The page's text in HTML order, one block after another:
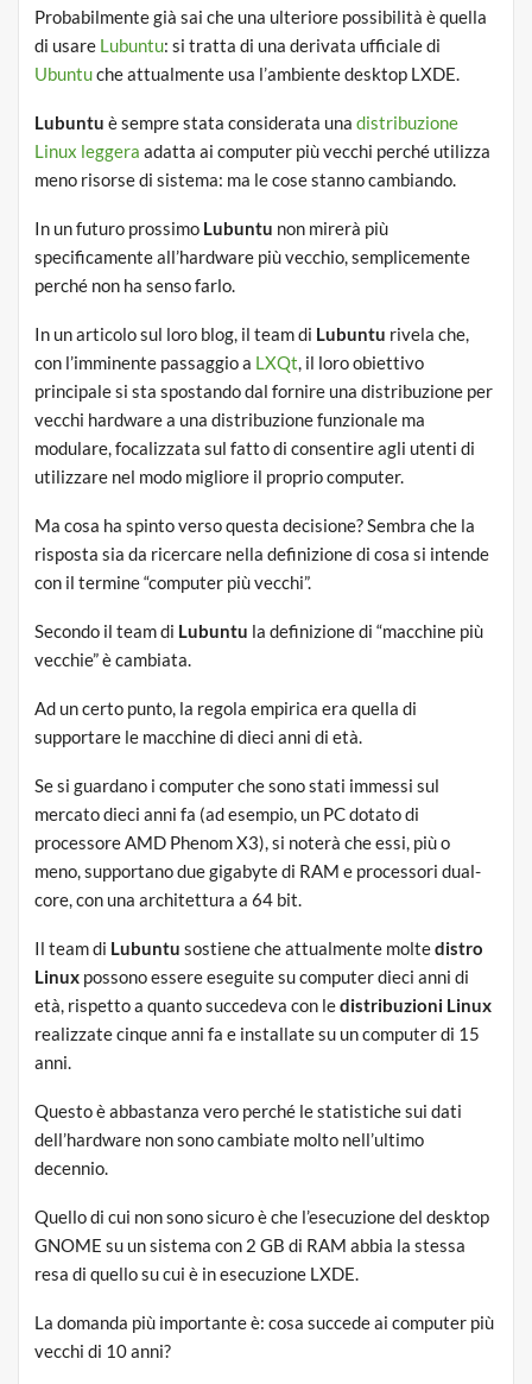
Probabilmente già sai che una ulteriore possibilità è quella
di usare Lubuntu: si tratta di una derivata ufficiale di
Ubuntuche attualmente usa l’ambiente desktop LXDE.
Lubuntu è sempre stata considerata una distribuzione
Linux leggera adatta ai computer più vecchi perché utilizza
meno risorse di sistema: ma le cose stanno cambiando.
In un futuro prossimo Lubuntu non mirerà più
specificamente all’hardware più vecchio, semplicemente
perché non ha senso farlo.
In un articolo sul loro blog, il team di Lubuntu rivela che,
con l’imminente passaggio a LXQt , il loro obiettivo
principale si sta spostando dal fornire una distribuzione per
vecchi hardware a una distribuzione funzionale ma
modulare, focalizzata sul fatto di consentire agli utenti di
utilizzare nel modo migliore il proprio computer.
Ma cosa ha spinto verso questa decisione? Sembra che la
risposta sia da ricercare nella definizione di cosa si intende
con il termine “computer più vecchi”.
Secondo il team di Lubuntu la definizione di “macchine più
vecchie” è cambiata.
Ad un certo punto, la regola empirica era quella di
supportare le macchine di dieci anni di età.
Se si guardano i computer che sono stati immessi sul
mercato dieci anni fa (ad esempio, un PC dotato di
processore AMD Phenom X3), si noterà che essi, più o
meno, supportano due gigabyte di RAM e processori dual-
core, con una architettura a 64 bit.
Il team di Lubuntu sostiene che attualmente moltedistro
Linux possono essere eseguite su computer dieci anni di
età, rispetto a quanto succedeva con ledistribuzioni Linux
realizzate cinque anni fa e installate su un computer di 15
anni.
Questo è abbastanza vero perché le statistiche sui dati
dell’hardware non sono cambiate molto nell’ultimo
decennio.
Quello di cui non sono sicuro è che l’esecuzione del desktop
GNOME su un sistema con 2 GB di RAM abbia la stessa
resa di quello su cui è in esecuzione LXDE.
La domanda più importante è: cosa succede ai computer più
vecchi di 10 anni?